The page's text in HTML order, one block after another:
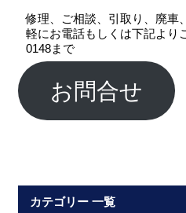
修理、ご相談、引取り、廃車
軽にお電話もしくは下記より
0148まで
お問合せ
カテゴリー 一覧